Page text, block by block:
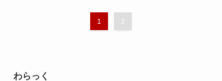
1 2
わらっく